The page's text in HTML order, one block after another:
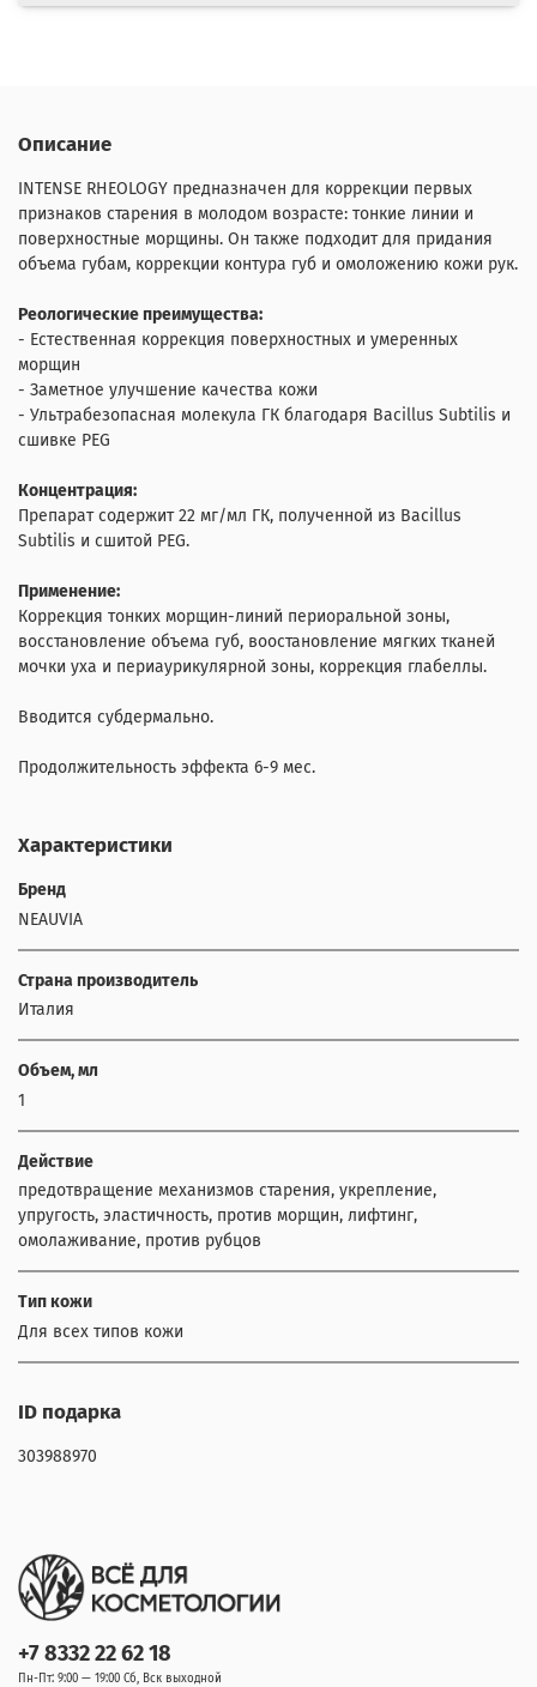
Описание
INTENSE RHEOLOGY предназначен для коррекции первых
признаков старения в молодом возрасте: тонкие линии и
поверхностные морщины. Он также подходит для придания
объема губам, коррекции контура губ и омоложению кожи рук.
Реологические преимущества:
- Естественная коррекция поверхностных и умеренных
морщин
- Заметное улучшение качества кожи
- Ультрабезопасная молекула ГК благодаря Bacillus Subtilis и
сшивке PEG
Концентрация:
Препарат содержит 22 мг/мл ГК, полученной из Bacillus
Subtilis и сшитой PEG.
Применение:
Коррекция тонких морщин-линий периоральной зоны,
восстановление объема губ, воостановление мягких тканей
мочки уха и периаурикулярной зоны, коррекция глабеллы.
Вводится субдермально.
Продолжительность эффекта 6-9 мес.
Характеристики
Бренд
NEAUVIA
Страна производитель
Италия
Объем, мл
1
Действие
предотвращение механизмов старения, укрепление,
упругость, эластичность, против морщин, лифтинг,
омолаживание, против рубцов
Тип кожи
Для всех типов кожи
ID подарка
303988970
+7 8332 22 62 18
Пн-Пт: 9:00 — 19:00 Сб, Вск выходной